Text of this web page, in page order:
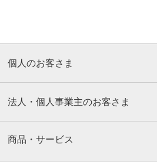
個人のお客さま
法人・個人事業主のお客さま
商品・サービス